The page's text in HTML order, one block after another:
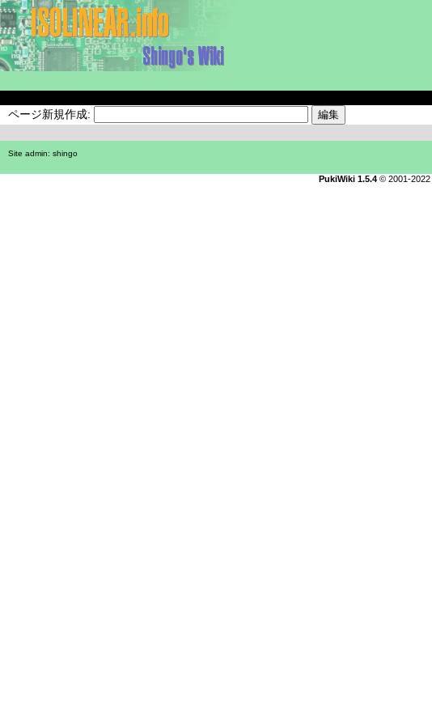
ページ新規作成:
Site admin: shingo
PukiWiki 1.5.4© 2001-2022